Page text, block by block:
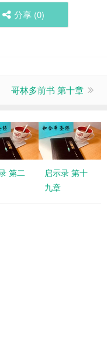
分享 (0)
哥林多前书 第十章
第二
启示录 第十
九章